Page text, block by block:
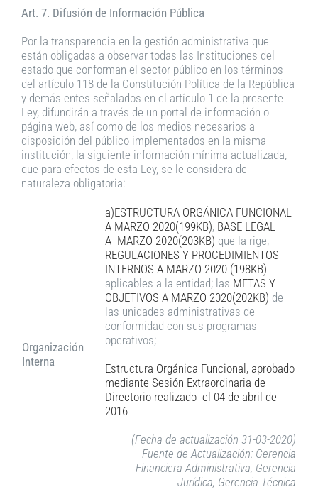
Art. 7. Difusión de Información Pública
Por la transparencia en la gestión administrativa que
están obligadas a observar todas las Instituciones del
estado que conforman el sector público en los términos
del artículo 118 de la Constitución Política de la República
y demás entes señalados en el artículo 1 de la presente
Ley, difundirán a través de un portal de información o
página web, así como de los medios necesarios a
disposición del público implementados en la misma
institución, la siguiente información mínima actualizada,
que para efectos de esta Ley, se le considera de
naturaleza obligatoria:
Organización
Interna
a)ESTRUCTURA ORGÁNICA FUNCIONAL
A MARZO 2020(199KB), BASE LEGAL
A MARZO 2020(203KB) que la rige,
REGULACIONES Y PROCEDIMIENTOS
INTERNOS A MARZO 2020 (198KB)
aplicables a la entidad; las METAS Y
OBJETIVOS A MARZO 2020(202KB) de
las unidades administrativas de
conformidad con sus programas
operativos;
Estructura Orgánica Funcional, aprobado
mediante Sesión Extraordinaria de
Directorio realizado el 04 de abril de
2016
(Fecha de actualización 31-03-2020)
Fuente de Actualización: Gerencia
Financiera Administrativa, Gerencia
Jurídica, Gerencia Técnica